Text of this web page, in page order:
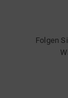
Folgen